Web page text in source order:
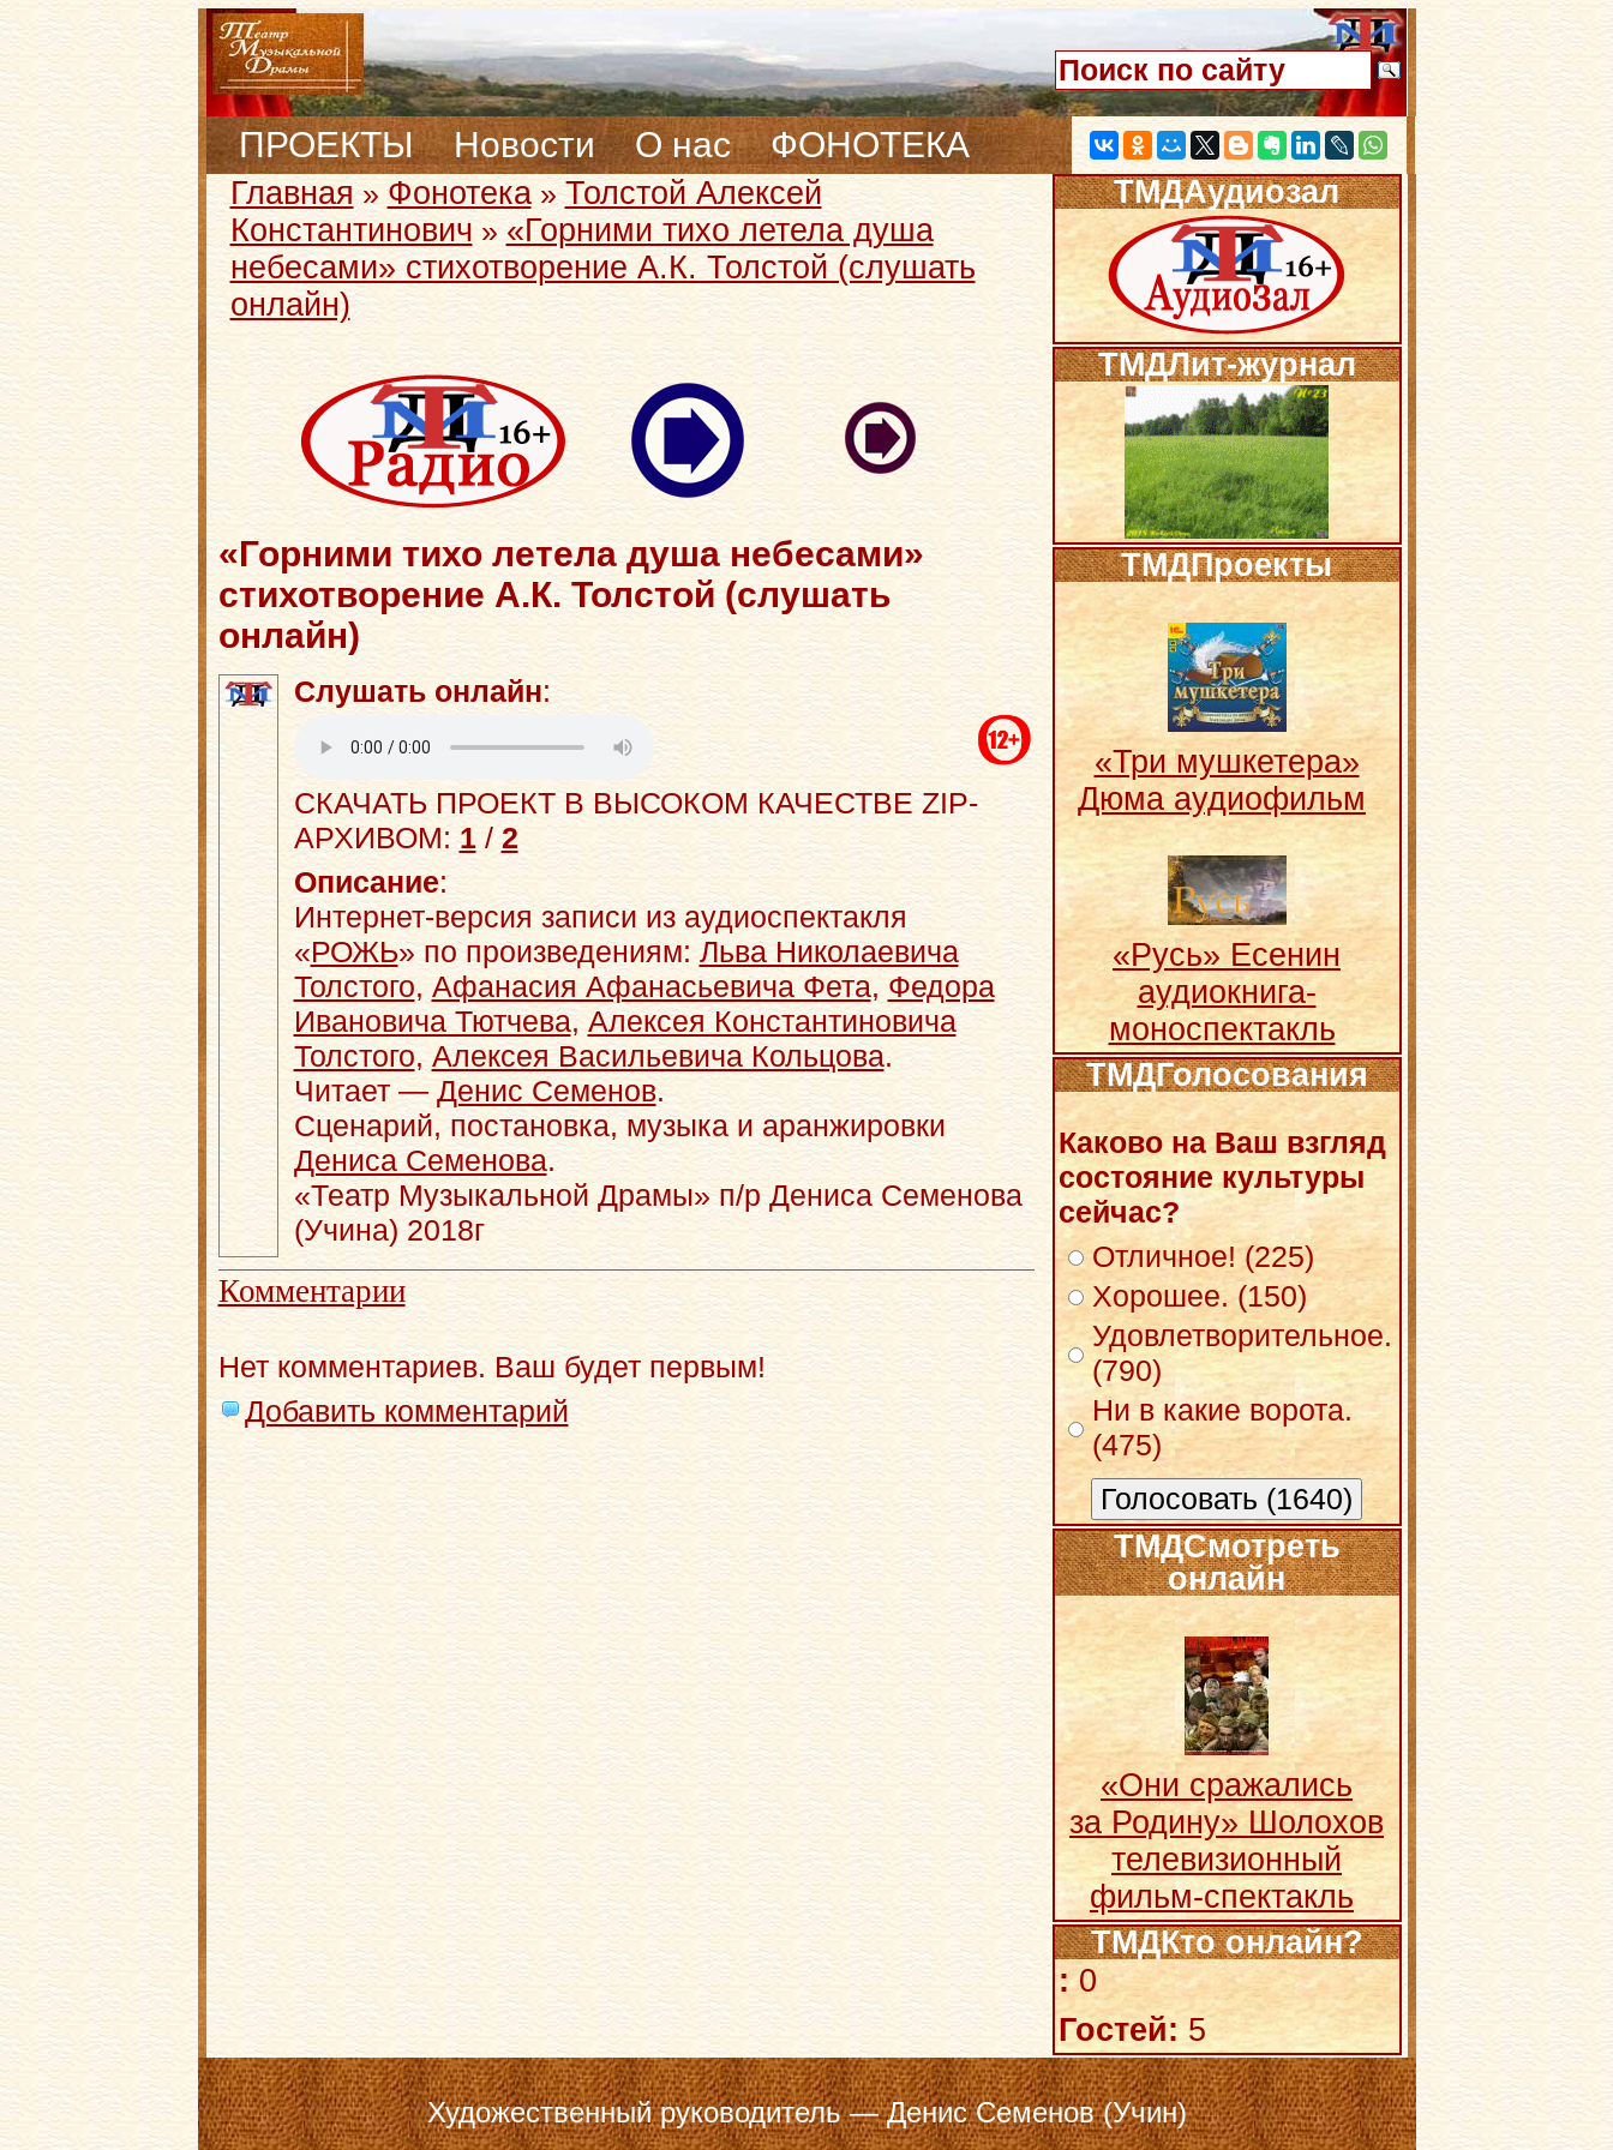
ПРОЕКТЫ Новости О нас ФОНОТЕКА
Главная» Фонотека»Толстой Алексей
Константинович » «Горними тихо летела душа
небесами» стихотворение А.К. Толстой (слушать
онлайн)
«Горними тихо летела душа небесами»
стихотворение А.К. Толстой (слушать
онлайн)
Слушать онлайн:
СКАЧАТЬ ПРОЕКТ В ВЫСОКОМ КАЧЕСТВЕ ZIP-
АРХИВОМ:1/ 2
Описание:
Интернет-версия записи из аудиоспектакля
«РОЖЬ» по произведениям: Льва Николаевича
Толстого, Афанасия Афанасьевича Фета, Федора
Ивановича Тютчева, Алексея Константиновича
Толстого, Алексея Васильевича Кольцова.
Читает — Денис Семенов.
Сценарий, постановка, музыка и аранжировки
Дениса Семенова.
«Театр Музыкальной Драмы» п/р Дениса Семенова
(Учина) 2018г
Комментарии
Нет комментариев. Ваш будет первым!
Добавить комментарий
ТМДАудиозал
ТМДЛит-журнал
ТМДПроекты
«Три мушкетера»
Дюма аудиофильм
«Русь» Есенин
аудиокнига-
моноспектакль
ТМДГолосования
Каково на Ваш взгляд
состояние культуры
сейчас?
Отличное! (225)
Хорошее. (150)
Удовлетворительное.
(790)
Ни в какие ворота.
(475)
ТМДСмотреть
онлайн
«Они сражались
за Родину» Шолохов
телевизионный
фильм-спектакль
ТМДКто онлайн?
:0
Гостей: 5
Художественный руководитель — Денис Семенов (Учин)